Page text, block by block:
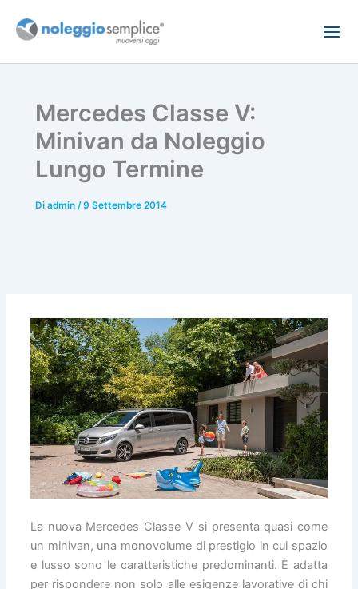
Mercedes Classe V:
Minivan da Noleggio
Lungo Termine
Di admin /9 Settembre 2014
La nuova Mercedes Classe V si presenta quasi come
un minivan, una monovolume di prestigio in cui spazio
e lusso sono le caratteristiche predominanti. È adatta
per rispondere non solo alle esigenze lavorative di chi